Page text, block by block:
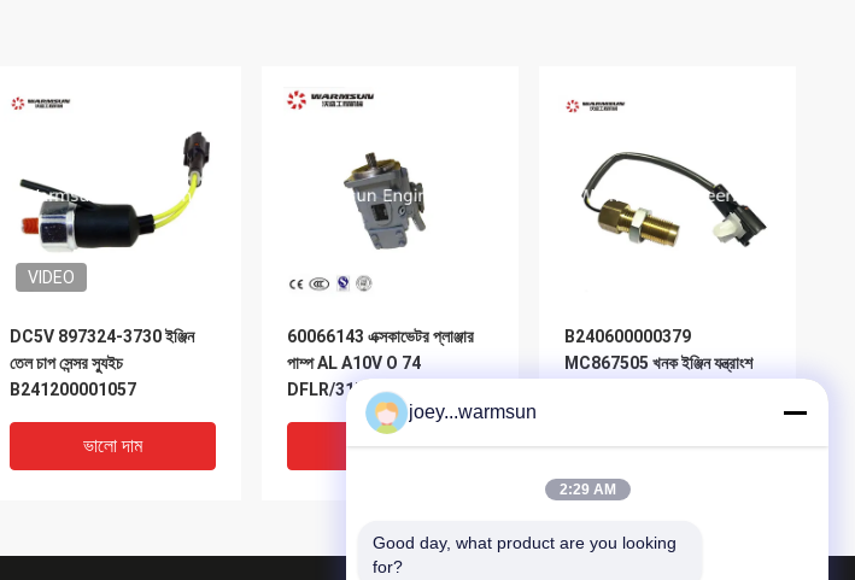
VIDEO
DC5V 897324-3730 ইঞ্জিন
তেল চাপ সেন্সর স্যুইচ
B241200001057
ভালো দাম
60066143 এক্সকাভেটর প্লাঞ্জার
পাম্প AL A10V O 74
DFLR/31R-VSC42N00-S2
ভালো দাম
B240600000379
MC867505 খনক ইঞ্জিন যন্ত্রাংশ
ভালো দাম
joey...warmsun
2:29 AM
Good day, what product are you looking
for?